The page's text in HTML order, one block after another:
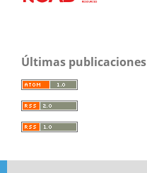
Últimas publicaciones